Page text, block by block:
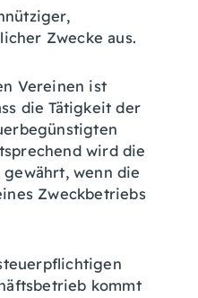
Zwecke aus.
Vereinen ist
die Tätigkeit der
wird die
wenn die
Zweckbetriebs
kommt